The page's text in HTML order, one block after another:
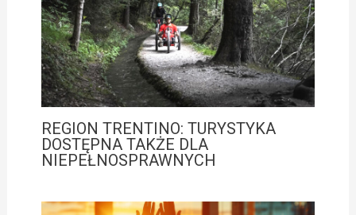
REGION TRENTINO: TURYSTYKA
DOSTĘPNA TAKŻE DLA
NIEPEŁNOSPRAWNYCH